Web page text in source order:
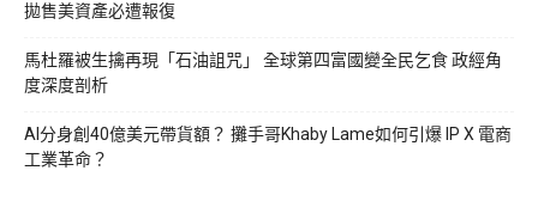
拋售美資產必遭報復
馬杜羅被生擒再現「石油詛咒」 全球第四富國變全民乞食 政經角
度深度剖析
AI分身創40億美元帶貨額？ 攤手哥Khaby Lame如何引爆 IP X 電商
工業革命？